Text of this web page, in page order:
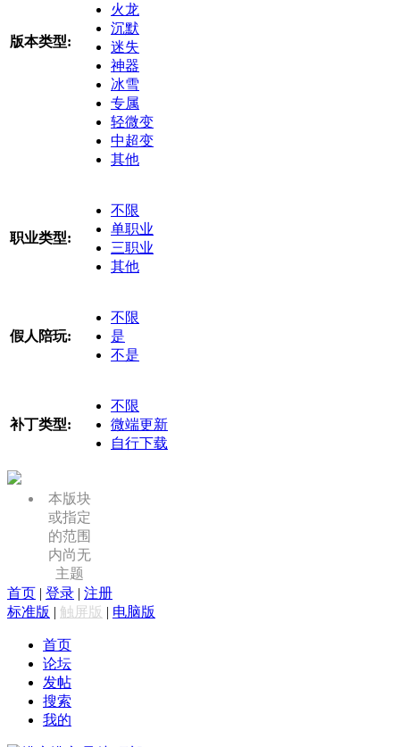
版本类型:
火龙
沉默
迷失
神器
冰雪
专属
轻微变
中超变
其他
职业类型:
不限
单职业
三职业
其他
假人陪玩:
不限
是
不是
补丁类型:
不限
微端更新
自行下载
本版块
或指定
的范围
内尚无
主题
首页 | 登录 | 注册
标准版 | 触屏版 | 电脑版
首页
论坛
发帖
搜索
我的